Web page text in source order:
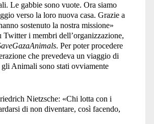
Le gabbie sono vuote. Ora siamo
verso la loro nuova casa. Grazie a
sostenuto la nostra missione»
Twitter i membri dell’organizzazione,
. Per poter procedere
che prevedeva un viaggio di
Animali sono stati ovviamente
Nietzsche: «Chi lotta con i
di non diventare, così facendo,